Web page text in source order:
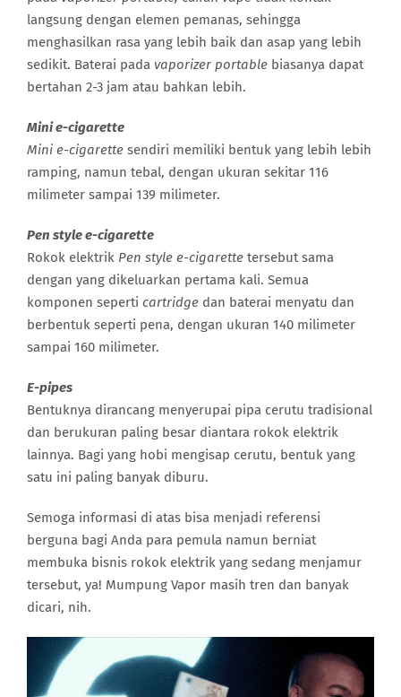
langsung dengan elemen pemanas, sehingga
menghasilkan rasa yang lebih baik dan asap yang lebih
sedikit. Baterai pada vaporizer portable biasanya dapat
bertahan 2-3 jam atau bahkan lebih.
Mini e-cigarette
Mini e-cigarette sendiri memiliki bentuk yang lebih lebih
ramping, namun tebal, dengan ukuran sekitar 116
milimeter sampai 139 milimeter.
Pen style e-cigarette
Rokok elektrik Pen style e-cigarette tersebut sama
dengan yang dikeluarkan pertama kali. Semua
komponen seperti cartridge dan baterai menyatu dan
berbentuk seperti pena, dengan ukuran 140 milimeter
sampai 160 milimeter.
E-pipes
Bentuknya dirancang menyerupai pipa cerutu tradisional
dan berukuran paling besar diantara rokok elektrik
lainnya. Bagi yang hobi mengisap cerutu, bentuk yang
satu ini paling banyak diburu.
Semoga informasi di atas bisa menjadi referensi
berguna bagi Anda para pemula namun berniat
membuka bisnis rokok elektrik yang sedang menjamur
tersebut, ya! Mumpung Vapor masih tren dan banyak
dicari, nih.